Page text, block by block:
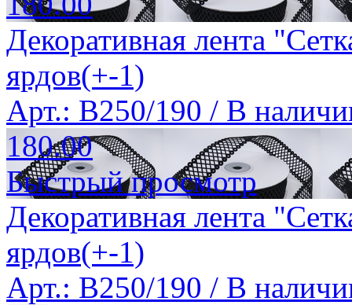
Декоративная лента
ярдов(+-1)
Арт.: B250/190 / В
180.00
Быстрый просмотр
Декоративная лента
ярдов(+-1)
Арт.: B250/190 / В